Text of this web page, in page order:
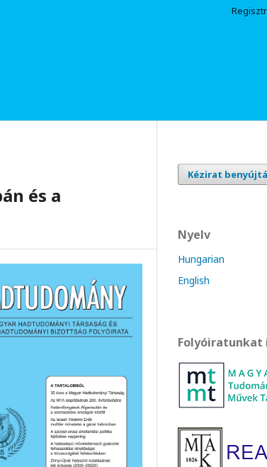
és a
Kézirat
Nyelv
Hungarian
English
Folyóiratunkat